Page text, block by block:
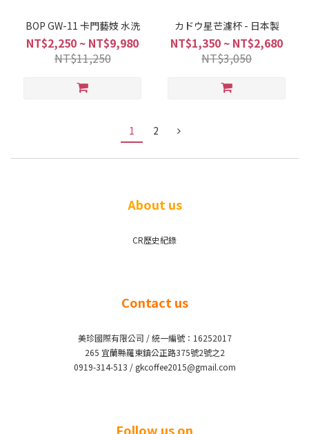
BOP GW-11 卡門藝妓 水洗
NT$2,250 ~ NT$9,980
NT$11,250
カドウ星芒濾杯 - 日本製
NT$1,350 ~ NT$2,680
NT$3,050
1 2
About us
CR歷史紀錄
Contact us
美珍國際有限公司 / 統一編號：16252017
265 宜蘭縣羅東鎮公正路375號2號之2
0919-314-513 / gkcoffee2015@gmail.com
Follow us on